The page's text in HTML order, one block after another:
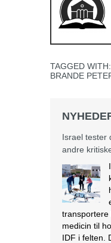
TAGGED
BRANDE
Israel tester
andre
transportere
medicin til
IDF i felten.